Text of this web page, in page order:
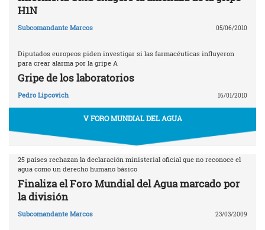
H1N
Subcomandante Marcos 05/06/2010
Diputados europeos piden investigar si las farmacéuticas influyeron
para crear alarma por la gripe A
Gripe de los laboratorios
Pedro Lipcovich 16/01/2010
V FORO MUNDIAL DEL AGUA
25 países rechazan la declaración ministerial oficial que no reconoce el
agua como un derecho humano básico
Finaliza el Foro Mundial del Agua marcado por
la división
Subcomandante Marcos 23/03/2009